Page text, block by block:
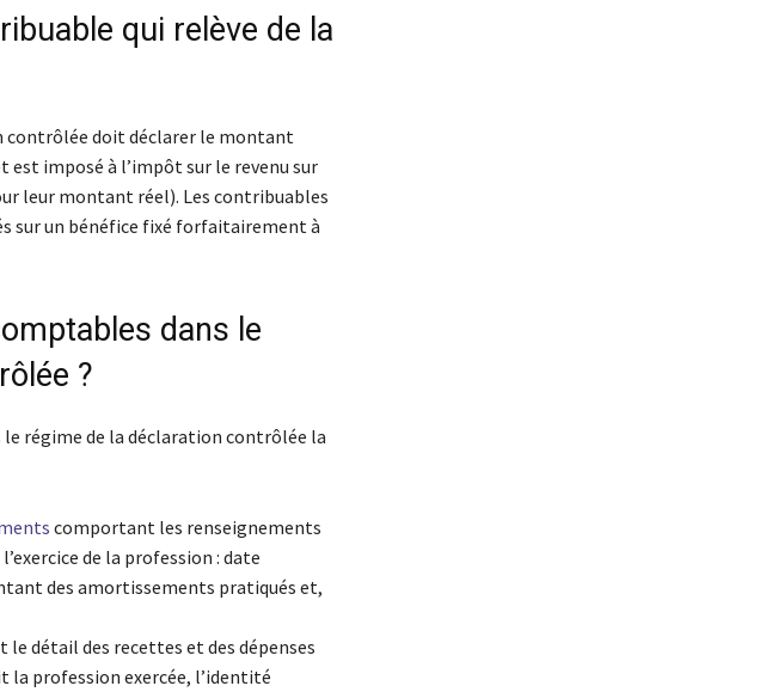
qui relève de la
contrôlée doit déclarer le montant
imposé à l’impôt sur le revenu sur
leur montant réel). Les contribuables
sur un bénéfice fixé forfaitairement à
dans le
?
le régime de la déclaration contrôlée la
comportant les renseignements
de la profession : date
des amortissements pratiqués et,
détail des recettes et des dépenses
profession exercée, l’identité